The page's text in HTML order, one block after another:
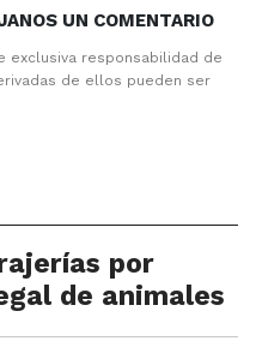
UN COMENTARIO
exclusiva responsabilidad de
de ellos pueden ser
por
de animales